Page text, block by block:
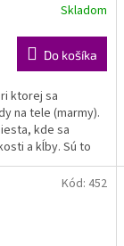
Skladom
Do košíka
ktorej sa
na tele (marmy).
kde sa
a kĺby. Sú to
Kód: 452